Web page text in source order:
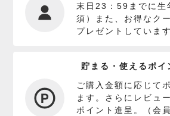
末日23：59までに生
須）また、お得なク
プレゼントしていま
貯まる・使えるポイ
ご購入金額に応じて
ます。さらにレビュ
ポイント進呈。（会